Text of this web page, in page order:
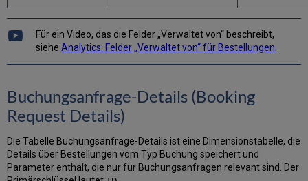
Für ein Video, das die Felder „Verwaltet von“ beschreibt,
sieheAnalytics: Felder „Verwaltet von“ für Bestellungen
Buchungsanfrage-Details (Booking
Request Details)
Die Tabelle Buchungsanfrage-Details ist eine Dimensionstabelle, die
Details über Bestellungen vom Typ Buchung speichert und
Parameter enthält, die nur für Buchungsanfragen relevant sind. Der